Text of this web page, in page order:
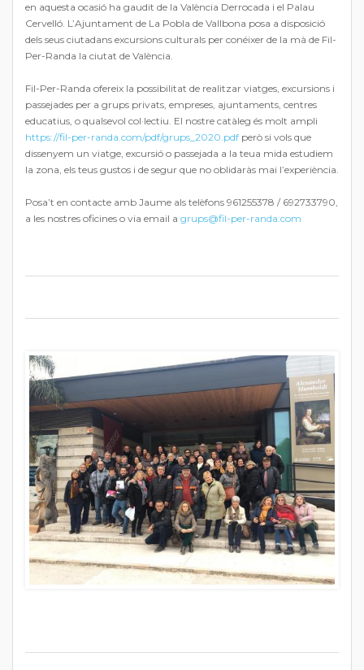
en aquesta ocasió ha gaudit de la València Derrocada i el Palau
Cervelló. L’Ajuntament de La Pobla de Vallbona posa a disposició
dels seus ciutadans excursions culturals per conéixer de la mà de Fil-
Per-Randa la ciutat de València.
Fil-Per-Randa ofereix la possibilitat de realitzar viatges, excursions i
passejades per a grups privats, empreses, ajuntaments, centres
educatius, o qualsevol col·lectiu. El nostre catàleg és molt ampli
https://fil-per-randa.com/pdf/grups_2020.pdf però si vols que
dissenyem un viatge, excursió o passejada a la teua mida estudiem
la zona, els teus gustos i de segur que no oblidaràs mai l’experiència.
Posa’t en contacte amb Jaume als telèfons 961255378 / 692733790,
a les nostres oficines o via email a grups@fil-per-randa.com